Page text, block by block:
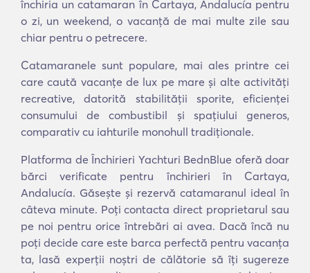
închiria un catamaran în Cartaya, Andalucía pentru
o zi, un weekend, o vacanță de mai multe zile sau
chiar pentru o petrecere.
Catamaranele sunt populare, mai ales printre cei
care caută vacanțe de lux pe mare și alte activități
recreative, datorită stabilității sporite, eficienței
consumului de combustibil și spațiului generos,
comparativ cu iahturile monohull tradiționale.
Platforma de Închirieri Yachturi BednBlue oferă doar
bărci verificate pentru închirieri în Cartaya,
Andalucía. Găsește și rezervă catamaranul ideal în
câteva minute. Poți contacta direct proprietarul sau
pe noi pentru orice întrebări ai avea. Dacă încă nu
poți decide care este barca perfectă pentru vacanța
ta, lasă experții noștri de călătorie să îți sugereze